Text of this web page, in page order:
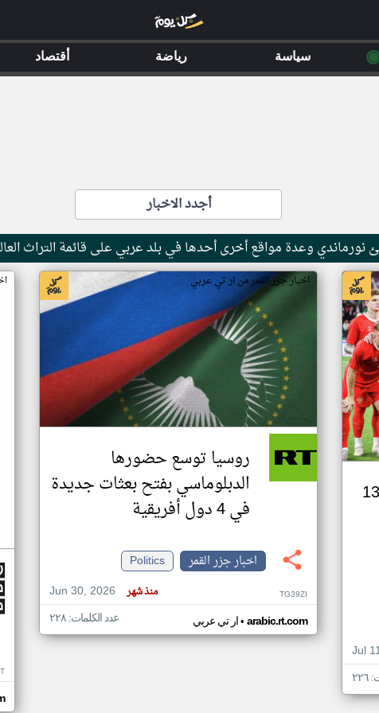
أجدد الاخبار
نورماندي وعدة مواقع أخرى أحدها في بلد عربي على قائمة التراث
بينهم ممثلو 7 دول عربية.. 13
Jul
اخبار جزر القمر من ار تي عربي
روسيا توسع حضورها
الدبلوماسي بفتح بعثات جديدة
في 4 دول أفريقية
اخبار جزر القمر
Politics
Jun 30, 2026
منذ شهر TG39ZI
ار تي عربي• arabic.rt.com عدد الكلمات: ٢٢٨
سياسة رياضة أقتصاد